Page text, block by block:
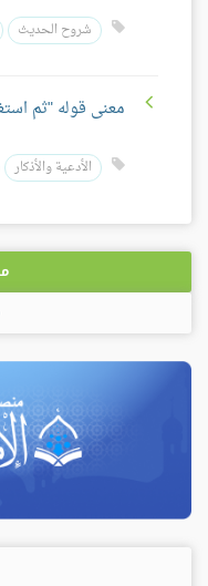
شروح الحديث
معنى قوله "ثم
الأدعية والأذكار